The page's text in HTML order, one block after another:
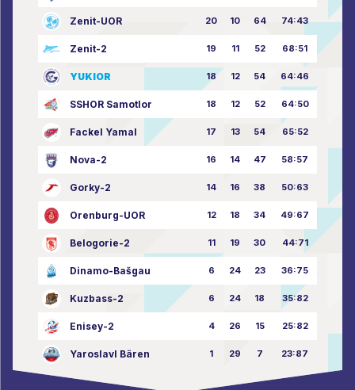
Zenit-UOR 20 10 64 74:43
Zenit-2 19 11 52 68:51
YUKIOR 18 12 54 64:46
SSHOR Samotlor 18 12 52 64:50
Fackel Yamal 17 13 54 65:52
Nova-2 16 14 47 58:57
Gorky-2 14 16 38 50:63
Orenburg-UOR 12 18 34 49:67
Belogorie-2 11 19 30 44:71
Dinamo-Bašgau 6 24 23 36:75
Kuzbass-2 6 24 18 35:82
Enisey-2 4 26 15 25:82
Yaroslavl Bären 1 29 7 23:87